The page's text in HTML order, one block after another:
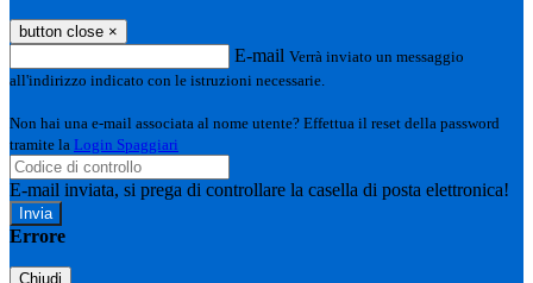
button close ×
E-mail Verrà inviato un messaggio
all'indirizzo indicato con le istruzioni necessarie.
Non hai una e-mail associata al nome utente? Effettua il reset della password
tramite la Login Spaggiari
E-mail inviata, si prega di controllare la casella di posta elettronica!
Errore
Chiudi